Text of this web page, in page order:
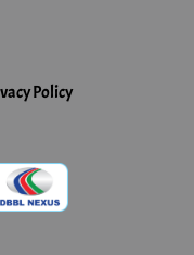
Policy